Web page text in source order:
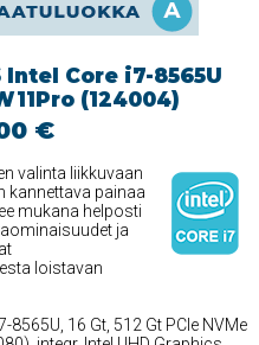
Intel Core i7-8565U
(124004)
€
valinta liikkuvaan
kannettava painaa
mukana helposti
ja
loistavan
8565U, 16 Gt, 512 Gt PCIe NVMe